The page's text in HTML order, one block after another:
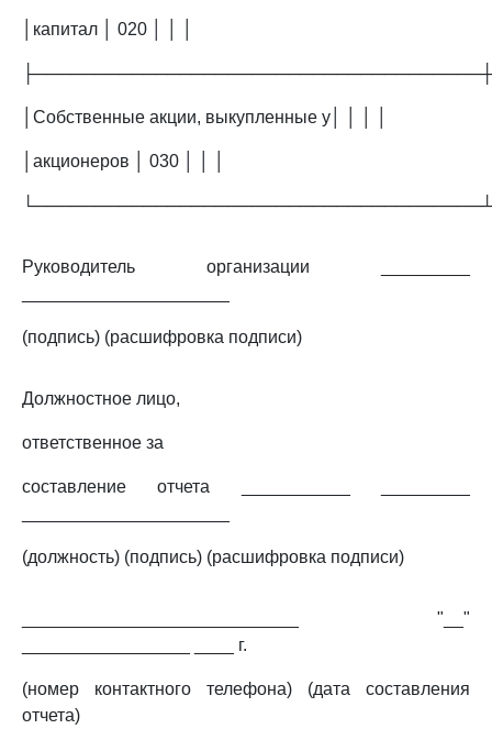
│капитал │ 020 │ │ │
│Собственные акции, выкупленные у│ │ │ │
│акционеров │ 030 │ │ │
Руководитель организации _________
(подпись) (расшифровка подписи)
Должностное лицо,
ответственное за
составление отчета ___________ _________
(должность) (подпись) (расшифровка подписи)
____________________________ "__"
_________________ ____ г.
(номер контактного телефона) (дата составления
отчета)